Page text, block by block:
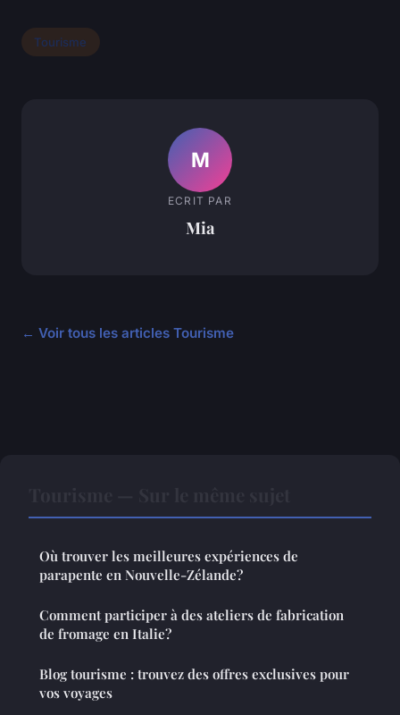
Tourisme
M
ECRIT PAR
Mia
← Voir tous les articles Tourisme
Où trouver les meilleures expériences de
parapente en Nouvelle-Zélande?
Comment participer à des ateliers de fabrication
de fromage en Italie?
Blog tourisme : trouvez des offres exclusives pour
vos voyages